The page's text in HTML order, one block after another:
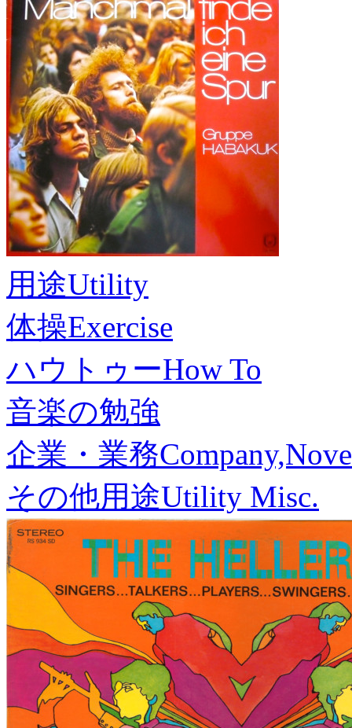
用途Utility
体操Exercise
ハウトゥーHow To
音楽の勉強
企業・業務
その他用途Utility Misc.